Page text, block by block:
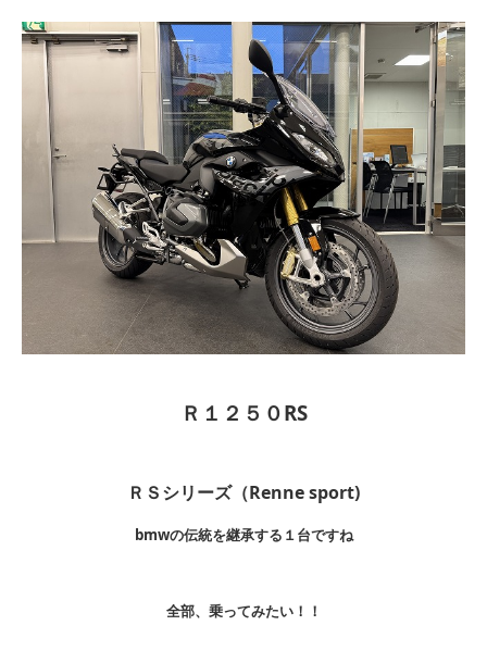
Ｒ１２５０RS
ＲＳシリーズ（Renne sport)
bmwの伝統を継承する１台ですね
全部、乗ってみたい！！